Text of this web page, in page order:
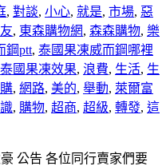
, 對談, 小心, 就是, 市場, 惡
, 東森購物網, 森森購物, 樂
鋼ptt, 泰國果凍威而鋼哪裡
泰國果凍效果, 浪費, 生活, 生
, 網路, 美的, 舉動, 萊爾富
, 購物, 超商, 超級, 轉發, 這
公告 各位同行賣家們要